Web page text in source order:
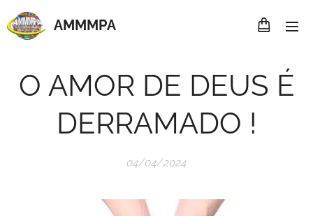
AMMMPA
O AMOR DE DEUS É
DERRAMADO !
04/04/2024